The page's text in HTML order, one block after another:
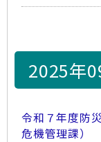
2025年
令和７年度防
危機管理課）